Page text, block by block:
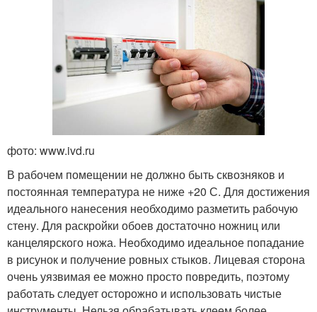
фото: www.ivd.ru
В рабочем помещении не должно быть сквозняков и
постоянная температура не ниже +20 С. Для достижения
идеального нанесения необходимо разметить рабочую
стену. Для раскройки обоев достаточно ножниц или
канцелярского ножа. Необходимо идеальное попадание
в рисунок и получение ровных стыков. Лицевая сторона
очень уязвимая ее можно просто повредить, поэтому
работать следует осторожно и использовать чистые